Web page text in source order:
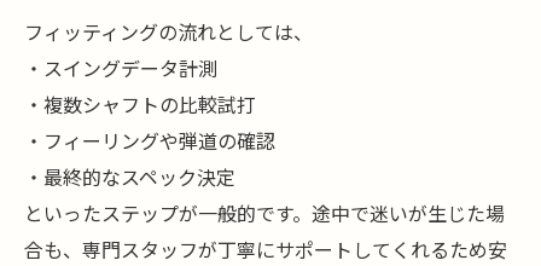
フィッティングの流れとしては、
・スイングデータ計測
・複数シャフトの比較試打
・フィーリングや弾道の確認
・最終的なスペック決定
といったステップが一般的です。途中で迷いが生じた場
合も、専門スタッフが丁寧にサポートしてくれるため安